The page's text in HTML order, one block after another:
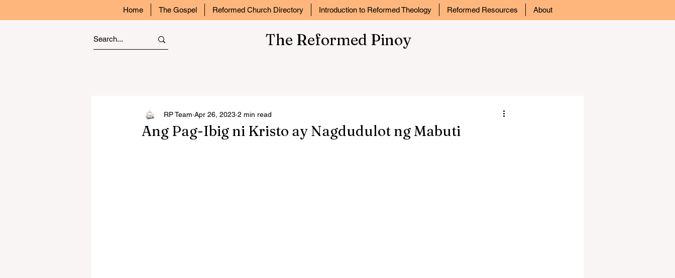
Home The Gospel Reformed Church Directory Introduction to Reformed Theology Reformed Resources About
The Reformed Pinoy
Ang Pag-Ibig ni Kristo ay Nagdudulot ng Mabuti
RP Team Apr 26, 2023 2 min read